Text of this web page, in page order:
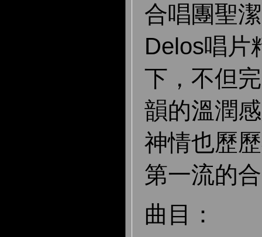
合唱團聖
Delos唱片
下，不但
韻的溫潤
神情也歷
第一流的
曲目：